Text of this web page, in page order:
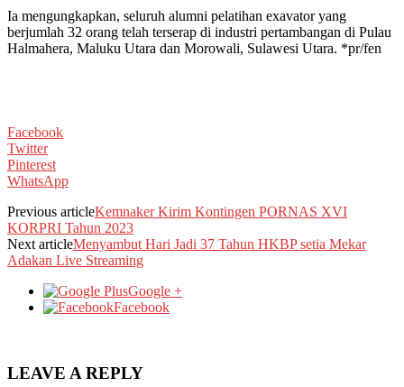
Ia mengungkapkan, seluruh alumni pelatihan exavator yang
berjumlah 32 orang telah terserap di industri pertambangan di Pulau
Halmahera, Maluku Utara dan Morowali, Sulawesi Utara. *pr/fen
Facebook
Twitter
Pinterest
WhatsApp
Previous articleKemnaker Kirim Kontingen PORNAS XVI
KORPRI Tahun 2023
Next articleMenyambut Hari Jadi 37 Tahun HKBP setia Mekar
Adakan Live Streaming
Google +
Facebook
LEAVE A REPLY